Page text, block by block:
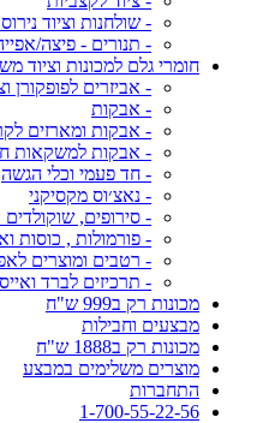
- שולחנות וציוד
- תנורים - פיצה/
חומרי גלם למכונות וציוד
- אביזרים לפופקורן
- אבקות
- אבקות ומארזים
- אבקות למשקאות
- חד פעמי וכלי הגשה
- נאצ׳וס מקסיקני
- סירופים, שוקולדים
- פורמולות , כוסות
- רטבים ומוצרים
- תרכיזים לברד
מכונות רק ב999 ש"ח
מבצעים וחבילות
מכונות רק ב1888 ש"ח
מוצרים משלימים במבצע
התחברות
1-700-55-22-56